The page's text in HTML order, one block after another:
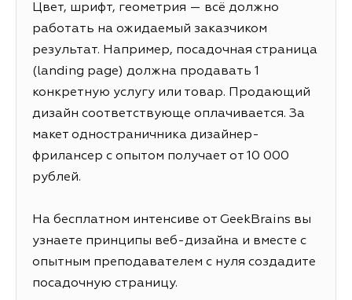
Цвет, шрифт, геометрия — всё должно
работать на ожидаемый заказчиком
результат. Например, посадочная страница
(landing page) должна продавать 1
конкретную услугу или товар. Продающий
дизайн соответствующе оплачивается. За
макет одностраничника дизайнер-
фрилансер с опытом получает от 10 000
рублей.
На бесплатном интенсиве от GeekBrains вы
узнаете принципы веб-дизайна и вместе с
опытным преподавателем с нуля создадите
посадочную страницу.